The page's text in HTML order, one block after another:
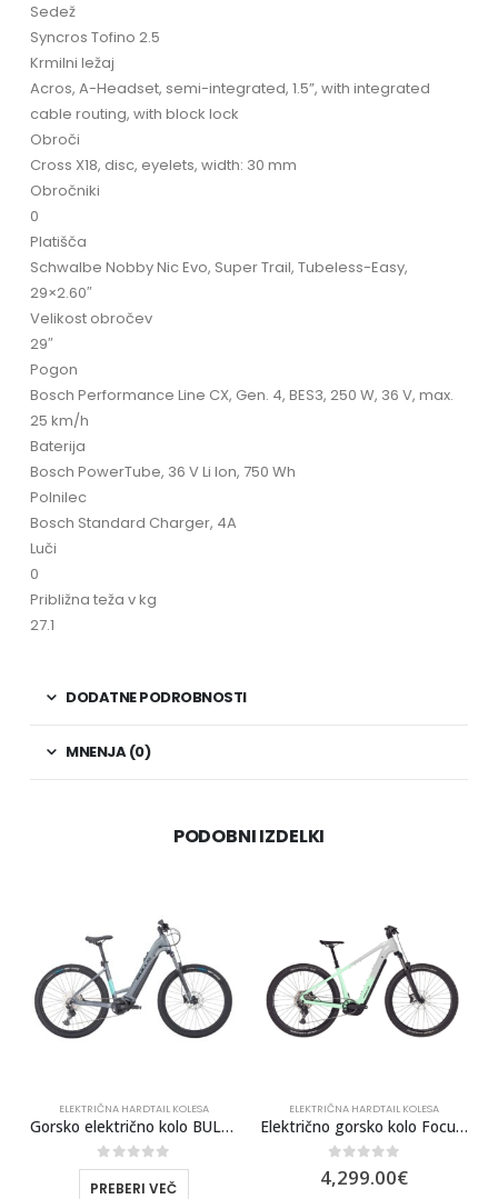
Sedež
Syncros Tofino 2.5
Krmilni ležaj
Acros, A-Headset, semi-integrated, 1.5”, with integrated
cable routing, with block lock
Obroči
Cross X18, disc, eyelets, width: 30 mm
Obročniki
0
Platišča
Schwalbe Nobby Nic Evo, Super Trail, Tubeless-Easy,
29×2.60″
Velikost obročev
29″
Pogon
Bosch Performance Line CX, Gen. 4, BES3, 250 W, 36 V, max.
25 km/h
Baterija
Bosch PowerTube, 36 V Li Ion, 750 Wh
Polnilec
Bosch Standard Charger, 4A
Luči
0
Približna teža v kg
27.1
DODATNE PODROBNOSTI
MNENJA (0)
PODOBNI IZDELKI
ELEKTRIČNA HARDTAIL KOLESA
Gorsko električno kolo BULLS Aminga EVA 2 27,5 Wave
0out of 5
PREBERI VEČ
ELEKTRIČNA HARDTAIL KOLESA
Električno gorsko kolo Focus Jarifa2 6.8 800Wh
0 out of 5
4,299.00€